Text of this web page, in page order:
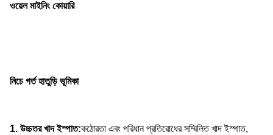
ওয়েল মাইনিং কোয়ারি
নিচে গর্ত হাতুড়ি ভূমিকা
1. উচ্চতর খাদ ইস্পাত:কঠোরতা এবং পরিধান প্রতিরোধের সম্মিলিত খাদ ইস্পাত,